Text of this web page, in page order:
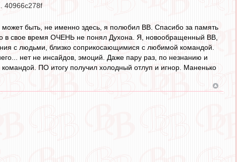
40966c278f
быть, не именно здесь, я полюбил ВВ. Спасибо за память
в свое время ОЧЕНЬ не понял Духона. Я, новообращенный ВВ,
с людьми, близко соприкосающимися с любимой командой.
нет не инсайдов, эмоций. Даже пару раз, по незнанию и
ПО итогу получил холодный отлуп и игнор. Маненько